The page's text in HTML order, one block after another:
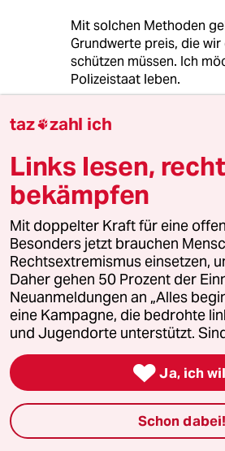
Mit solchen Methoden
Grundwerte preis, die
schützen müssen. Ich
Polizeistaat leben.
Vergessen wir auch
und Methoden mit der
wer ein "Gefährder" ist?
zwanzig Jahren? Reicht
sein, um so ein Ding
Werden wir irgendwann
Haustiere, zwecks
Absolute Sicherheit gibt
Sie ist eine Illusion, mit
argumentieren kann.
Vorschlag, der reiner
entspringt.
Bin ebenfalls leicht
taz zahl ich
Links lesen,
bekämpfen
Mit doppelter Kraft für eine
Besonders jetzt brauchen
Rechtsextremismus einsetzen,
Daher gehen 50 Prozent der
Neuanmeldungen an „Alles
eine Kampagne, die bedrohte
und Jugendorte unterstützt.
 Ja, ich
Schon dabei!